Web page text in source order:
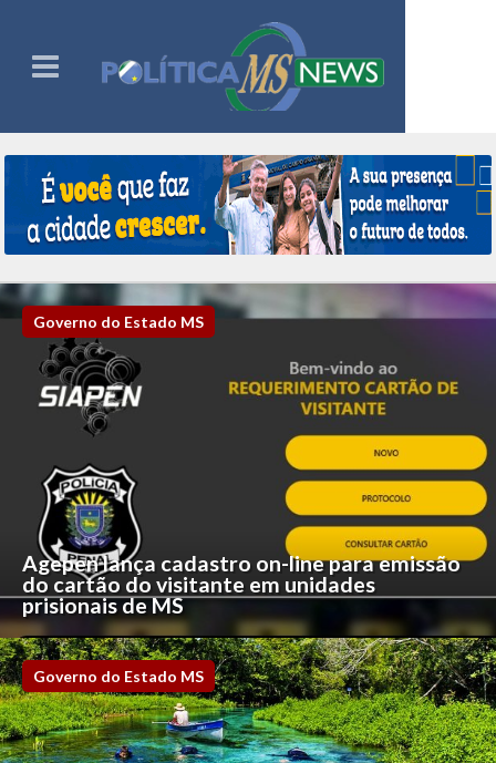
Governo do Estado MS
Agepen lança cadastro on-line para emissão
do cartão do visitante em unidades
prisionais de MS
Governo do Estado MS